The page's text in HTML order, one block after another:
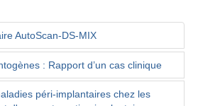
AutoScan-DS-MIX
: Rapport d’un cas clinique
péri-implantaires chez les